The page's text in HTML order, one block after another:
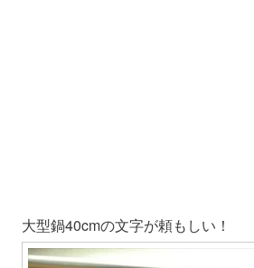
大型鍋40cmの文字が頼もしい！